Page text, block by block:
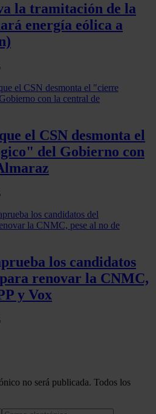
información sobre el uso que
de redes sociales,
combinarla con otra
la tramitación de la
energía eólica a
el CSN desmonta el
del Gobierno con
los candidatos
renovar la CNMC,
y Vox
no será publicada. Todos los